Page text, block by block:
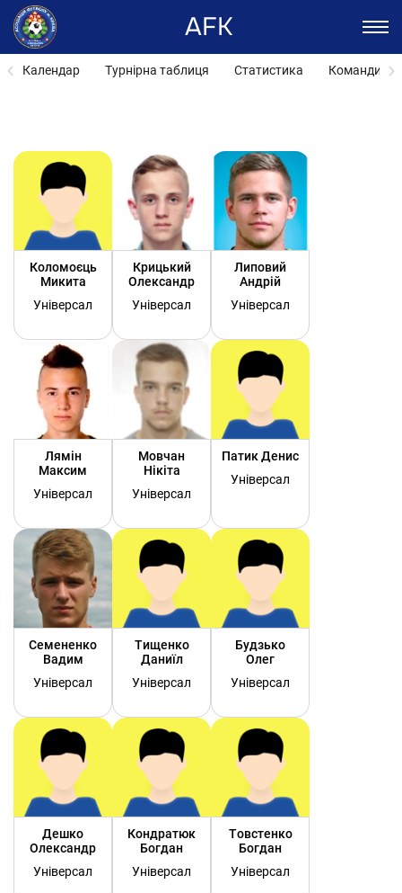
AFK
Календар Турнірна таблиця Статистика Команди
Коломоєць
Микита
Універсал
Крицький
Олександр
Універсал
Липовий
Андрій
Універсал
Лямін
Максим
Універсал
Мовчан
Нікіта
Універсал
Патик Денис
Універсал
Семененко
Вадим
Універсал
Тищенко
Даниїл
Універсал
Будзько
Олег
Універсал
Дешко
Олександр
Універсал
Кондратюк
Богдан
Універсал
Товстенко
Богдан
Універсал